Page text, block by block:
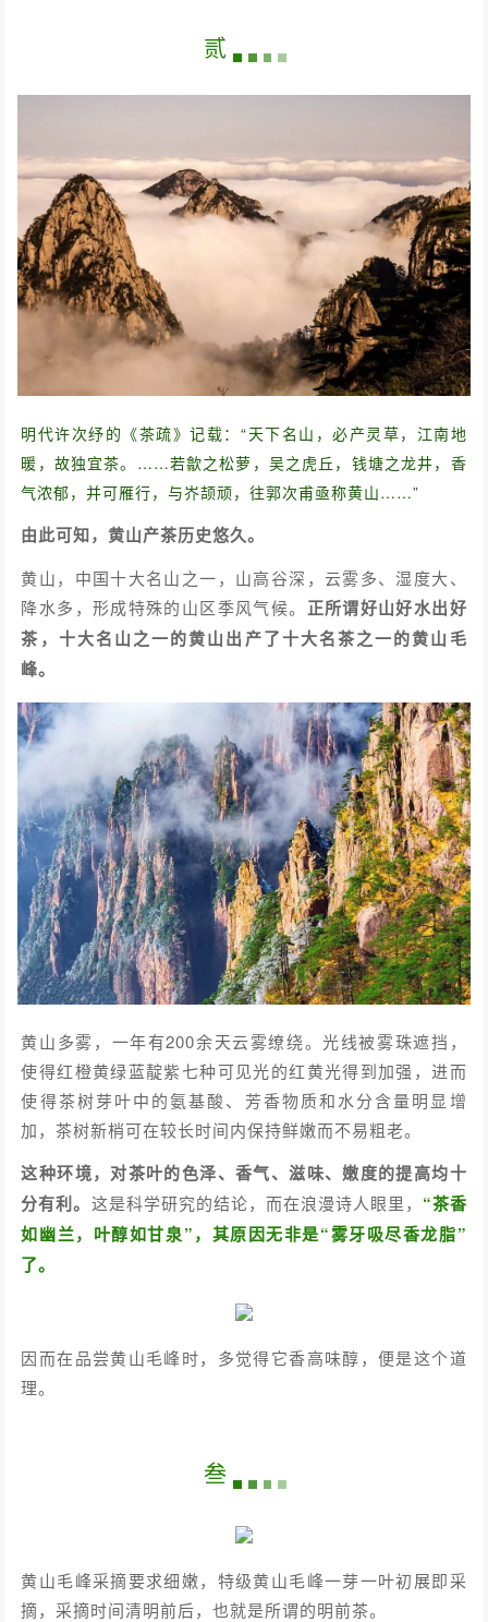
贰
明代许次纾的《茶疏》记载：“天下名山，必产灵草，江南地
暖，故独宜茶。……若歙之松萝，吴之虎丘，钱塘之龙井，香
气浓郁，并可雁行，与岕颉顽，往郭次甫亟称黄山……”
由此可知，黄山产茶历史悠久。
黄山，中国十大名山之一，山高谷深，云雾多、湿度大、
降水多，形成特殊的山区季风气候。 正所谓好山好水出好
茶，十大名山之一的黄山出产了十大名茶之一的黄山毛
峰。
黄山多雾，一年有200余天云雾缭绕。光线被雾珠遮挡，
使得红橙黄绿蓝靛紫七种可见光的红黄光得到加强，进而
使得茶树芽叶中的氨基酸、芳香物质和水分含量明显增
加，茶树新梢可在较长时间内保持鲜嫩而不易粗老。
这种环境，对茶叶的色泽、香气、滋味、嫩度的提高均十
分有利。 这是科学研究的结论，而在浪漫诗人眼里， “茶香
如幽兰，叶醇如甘泉”，其原因无非是“雾牙吸尽香龙脂”
了。
因而在品尝黄山毛峰时，多觉得它香高味醇，便是这个道
理。
叁
黄山毛峰采摘要求细嫩，特级黄山毛峰一芽一叶初展即采
摘，采摘时间清明前后，也就是所谓的明前茶。